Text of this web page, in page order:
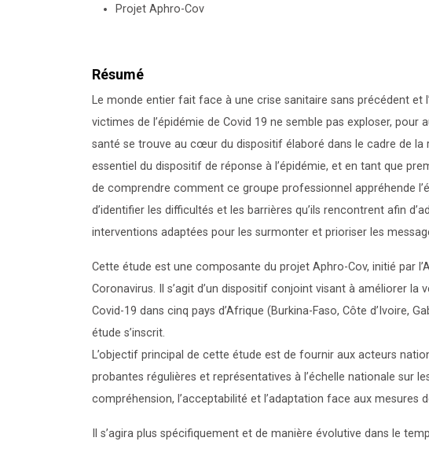
Projet Aphro-Cov
Résumé
Le monde entier fait face à une crise sanitaire sans précédent et
victimes de l’épidémie de Covid 19 ne semble pas exploser, pour
santé se trouve au cœur du dispositif élaboré dans le cadre de la
essentiel du dispositif de réponse à l’épidémie, et en tant que
de comprendre comment ce groupe professionnel appréhende
d’identifier les difficultés et les barrières qu’ils rencontrent afin
interventions adaptées pour les surmonter et prioriser les
Cette étude est une composante du projet Aphro-Cov, initié par
Coronavirus. Il s’agit d’un dispositif conjoint visant à améliorer
Covid-19 dans cinq pays d’Afrique (Burkina-Faso, Côte d’Ivoire,
étude s’inscrit.
L’objectif principal de cette étude est de fournir aux acteurs
probantes régulières et représentatives à l’échelle nationale sur
compréhension, l’acceptabilité et l’adaptation face aux mesures
Il s’agira plus spécifiquement et de manière évolutive dans le